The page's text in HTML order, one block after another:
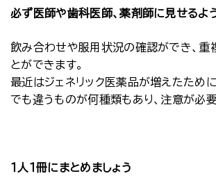
必ず医師や歯科医師、薬剤師に見せるよ
飲み合わせや服用状況の確認ができ、重
とができます。
最近はジェネリック医薬品が増えたため
でも違うものが何種類もあり、注意が必要
１人１冊にまとめましょう